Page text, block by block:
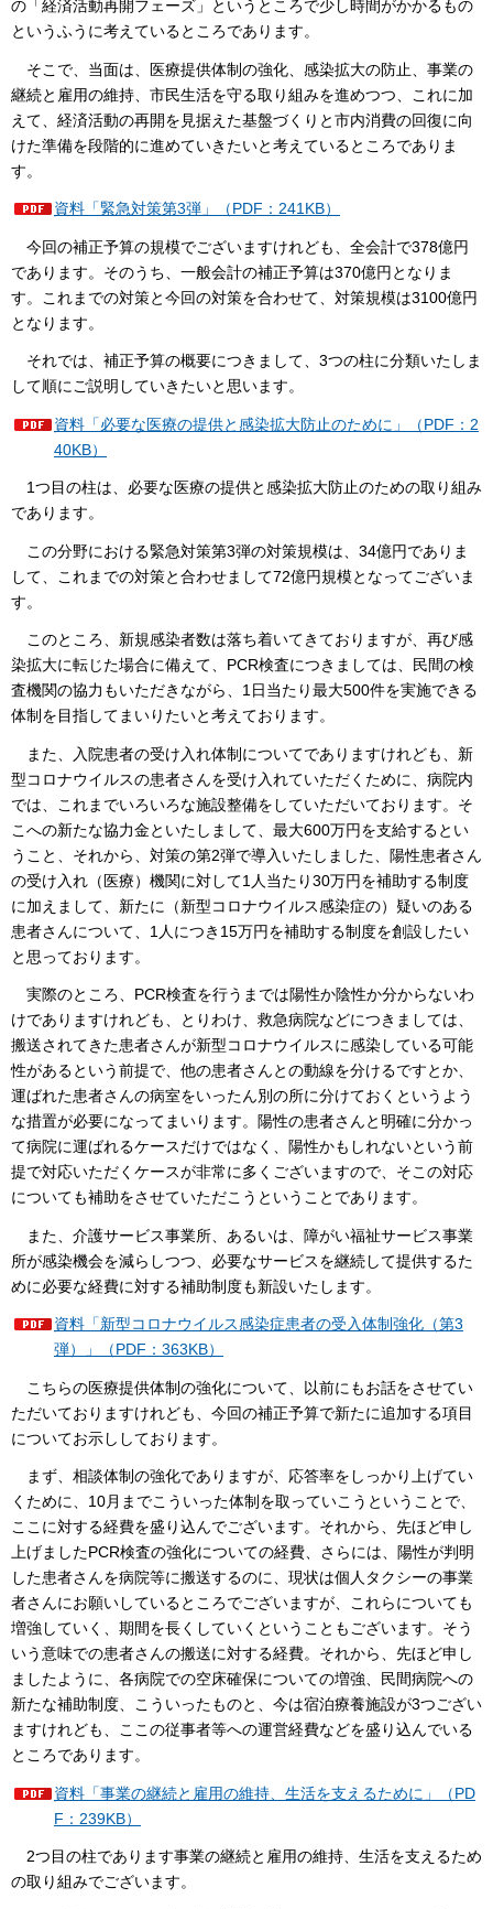
の「経済活動再開フェーズ」というところで少し時間がかかるもの
というふうに考えているところであります。
そこで、当面は、医療提供体制の強化、感染拡大の防止、事業の
継続と雇用の維持、市民生活を守る取り組みを進めつつ、これに加
えて、経済活動の再開を見据えた基盤づくりと市内消費の回復に向
けた準備を段階的に進めていきたいと考えているところでありま
す。
資料「緊急対策第3弾」（PDF：241KB）
今回の補正予算の規模でございますけれども、全会計で378億円
であります。そのうち、一般会計の補正予算は370億円となりま
す。これまでの対策と今回の対策を合わせて、対策規模は3100億円
となります。
それでは、補正予算の概要につきまして、3つの柱に分類いたしま
して順にご説明していきたいと思います。
資料「必要な医療の提供と感染拡大防止のために」（PDF：2
40KB）
1つ目の柱は、必要な医療の提供と感染拡大防止のための取り組み
であります。
この分野における緊急対策第3弾の対策規模は、34億円でありま
して、これまでの対策と合わせまして72億円規模となってございま
す。
このところ、新規感染者数は落ち着いてきておりますが、再び感
染拡大に転じた場合に備えて、PCR検査につきましては、民間の検
査機関の協力もいただきながら、1日当たり最大500件を実施できる
体制を目指してまいりたいと考えております。
また、入院患者の受け入れ体制についてでありますけれども、新
型コロナウイルスの患者さんを受け入れていただくために、病院内
では、これまでいろいろな施設整備をしていただいております。そ
こへの新たな協力金といたしまして、最大600万円を支給するとい
うこと、それから、対策の第2弾で導入いたしました、陽性患者さん
の受け入れ（医療）機関に対して1人当たり30万円を補助する制度
に加えまして、新たに（新型コロナウイルス感染症の）疑いのある
患者さんについて、1人につき15万円を補助する制度を創設したい
と思っております。
実際のところ、PCR検査を行うまでは陽性か陰性か分からないわ
けでありますけれども、とりわけ、救急病院などにつきましては、
搬送されてきた患者さんが新型コロナウイルスに感染している可能
性があるという前提で、他の患者さんとの動線を分けるですとか、
運ばれた患者さんの病室をいったん別の所に分けておくというよう
な措置が必要になってまいります。陽性の患者さんと明確に分かっ
て病院に運ばれるケースだけではなく、陽性かもしれないという前
提で対応いただくケースが非常に多くございますので、そこの対応
についても補助をさせていただこうということであります。
また、介護サービス事業所、あるいは、障がい福祉サービス事業
所が感染機会を減らしつつ、必要なサービスを継続して提供するた
めに必要な経費に対する補助制度も新設いたします。
資料「新型コロナウイルス感染症患者の受入体制強化（第3
弾）」（PDF：363KB）
こちらの医療提供体制の強化について、以前にもお話をさせてい
ただいておりますけれども、今回の補正予算で新たに追加する項目
についてお示ししております。
まず、相談体制の強化でありますが、応答率をしっかり上げてい
くために、10月までこういった体制を取っていこうということで、
ここに対する経費を盛り込んでございます。それから、先ほど申し
上げましたPCR検査の強化についての経費、さらには、陽性が判明
した患者さんを病院等に搬送するのに、現状は個人タクシーの事業
者さんにお願いしているところでございますが、これらについても
増強していく、期間を長くしていくということもございます。そう
いう意味での患者さんの搬送に対する経費。それから、先ほど申し
ましたように、各病院での空床確保についての増強、民間病院への
新たな補助制度、こういったものと、今は宿泊療養施設が3つござい
ますけれども、ここの従事者等への運営経費などを盛り込んでいる
ところであります。
資料「事業の継続と雇用の維持、生活を支えるために」（PD
F：239KB）
2つ目の柱であります事業の継続と雇用の維持、生活を支えるため
の取り組みでございます。